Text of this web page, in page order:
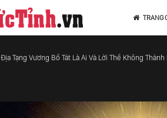
TRANG
Địa Tạng Vương Bồ Tát Là Ai Và Lời Thề Không